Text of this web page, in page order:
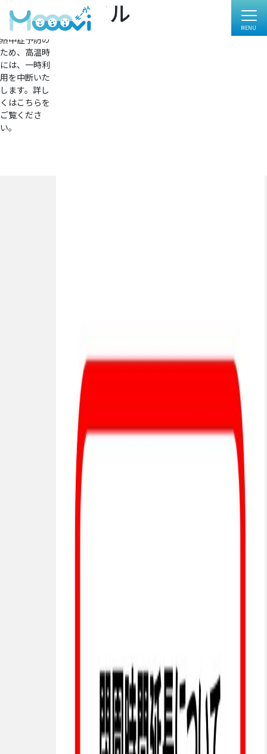
PDF ファイル
ル
サ
イ
ズ
投
稿
ナ
ビ
ゲ
ー
投稿:
熱中症予防の
ため、高温時
には、一時利
用を中断いた
します。詳し
くはこちらを
ご覧くださ
い。